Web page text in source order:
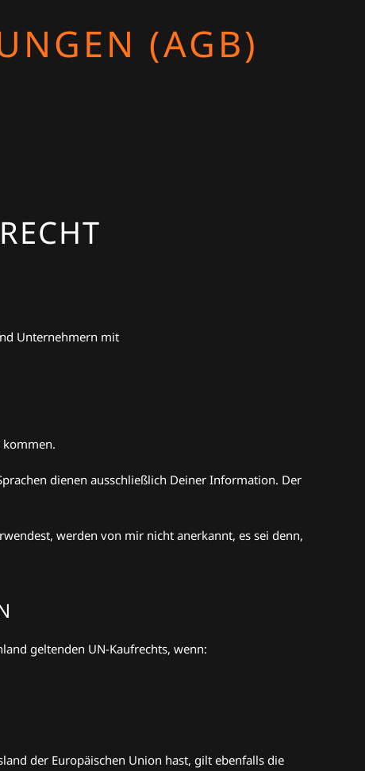
(AGB)
Unternehmern mit
kommen.
dienen ausschließlich Deiner Information. Der
werden von mir nicht anerkannt, es sei denn,
geltenden UN-Kaufrechts, wenn:
der Europäischen Union hast, gilt ebenfalls die